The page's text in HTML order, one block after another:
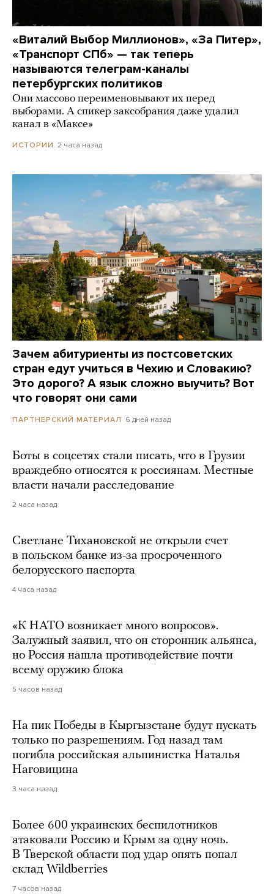
«Виталий Выбор Миллионов», «За Питер»,
«Транспорт СПб» — так теперь
называются телеграм-каналы
петербургских политиков
Они массово переименовывают их перед
выборами. А спикер заксобрания даже удалил
канал в «Максе»
ИСТОРИИ 2 часа назад
Зачем абитуриенты из постсоветских
стран едут учиться в Чехию и Словакию?
Это дорого? А язык сложно выучить? Вот
что говорят они сами
ПАРТНЕРСКИЙ МАТЕРИАЛ 6 дней назад
Боты в соцсетях стали писать, что в Грузии
враждебно относятся к россиянам. Местные
власти начали расследование
2 часа назад
Светлане Тихановской не открыли счет
в польском банке из-за просроченного
белорусского паспорта
4 часа назад
«К НАТО возникает много вопросов».
Залужный заявил, что он сторонник альянса,
но Россия нашла противодействие почти
всему оружию блока
5 часов назад
На пик Победы в Кыргызстане будут пускать
только по разрешениям. Год назад там
погибла российская альпинистка Наталья
Наговицина
3 часа назад
Более 600 украинских беспилотников
атаковали Россию и Крым за одну ночь.
В Тверской области под удар опять попал
склад Wildberries
7 часов назад